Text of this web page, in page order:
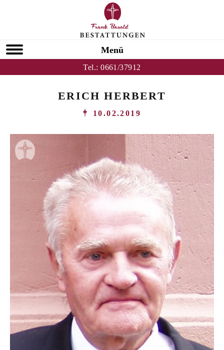
Menü
Tel.:0661/37912
ERICH HERBERT
10.02.2019